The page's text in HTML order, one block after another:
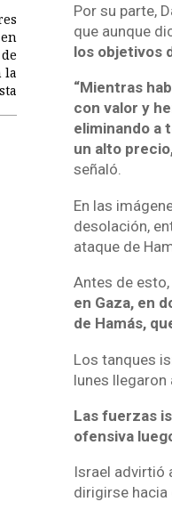
la
Por su parte,
que aunque
los objetivos
“Mientras
con valor y
eliminando a
un alto
señaló.
En las
desolación,
ataque de
Antes de esto,
en Gaza, en
de Hamás,
Los tanques
lunes llegaron
Las fuerzas
ofensiva
Israel advirtió
dirigirse hacia